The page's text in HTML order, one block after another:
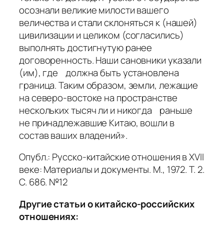
осознали великие милости вашего
величества и стали склоняться к (нашей)
цивилизации и целиком (согласились)
выполнять достигнутую ранее
договоренность. Наши сановники указали
(им), где должна быть установлена
граница. Таким образом, земли, лежащие
на северо-востоке на пространстве
нескольких тысяч ли и никогда раньше
не принадлежавшие Китаю, вошли в
состав ваших владений».
Опубл.: Русско-китайские отношения в XVII
веке: Материалы и документы. М., 1972. Т. 2.
С. 686. №12
Другие статьи о китайско-российских
отношениях: